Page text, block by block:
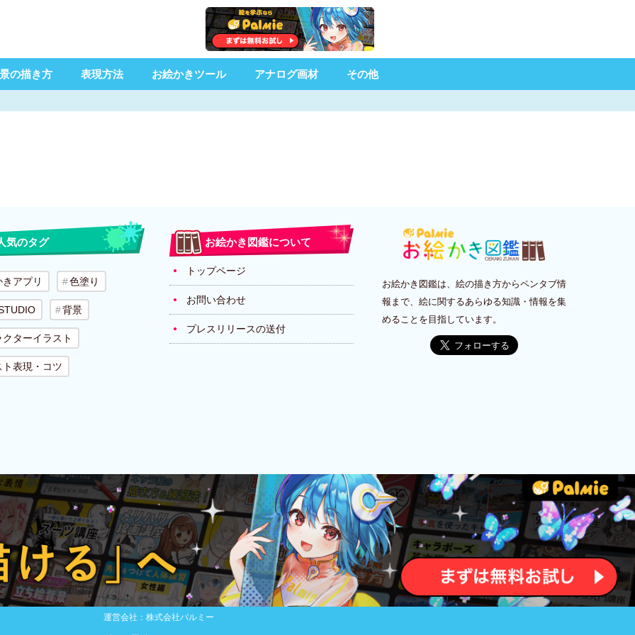
の描き方 表現方法 お絵かきツール アナログ画材 その他
気のタグ
アプリ 色塗り
背景
ターイラスト
ト表現・コツ
お絵かき図鑑について
トップページ
お問い合わせ
プレスリリースの送付
お絵かき図鑑は、絵の描き方からペンタブ情
報まで、絵に関するあらゆる知識・情報を集
めることを目指しています。
運営会社：株式会社パルミー